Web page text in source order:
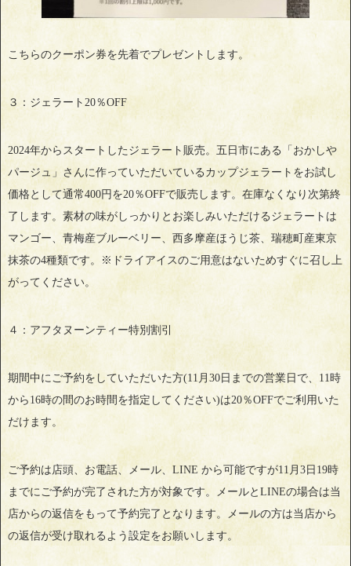
こちらのクーポン券を先着でプレゼントします。
３：ジェラート20％OFF
2024年からスタートしたジェラート販売。五日市にある「おかしや
パージュ」さんに作っていただいているカップジェラートをお試し
価格として通常400円を20％OFFで販売します。在庫なくなり次第終
了します。素材の味がしっかりとお楽しみいただけるジェラートは
マンゴー、青梅産ブルーベリー、西多摩産ほうじ茶、瑞穂町産東京
抹茶の4種類です。※ドライアイスのご用意はないためすぐに召し上
がってください。
４：アフタヌーンティー特別割引
期間中にご予約をしていただいた方(11月30日までの営業日で、11時
から16時の間のお時間を指定してください)は20％OFFでご利用いた
だけます。
ご予約は店頭、お電話、メール、LINE から可能ですが11月3日19時
までにご予約が完了された方が対象です。メールとLINEの場合は当
店からの返信をもって予約完了となります。メールの方は当店から
の返信が受け取れるよう設定をお願いします。